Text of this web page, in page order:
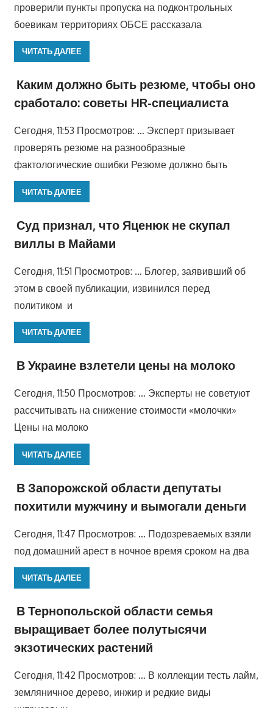
проверили пункты пропуска на подконтрольных
боевикам территориях ОБСЕ рассказала
ЧИТАТЬ ДАЛЕЕ
Каким должно быть резюме, чтобы оно
сработало: советы HR-специалиста
Сегодня, 11:53 Просмотров: … Эксперт призывает
проверять резюме на разнообразные
фактологические ошибки Резюме должно быть
ЧИТАТЬ ДАЛЕЕ
Суд признал, что Яценюк не скупал
виллы в Майами
Сегодня, 11:51 Просмотров: … Блогер, заявивший об
этом в своей публикации, извинился перед
политиком и
ЧИТАТЬ ДАЛЕЕ
В Украине взлетели цены на молоко
Сегодня, 11:50 Просмотров: … Эксперты не советуют
рассчитывать на снижение стоимости «молочки»
Цены на молоко
ЧИТАТЬ ДАЛЕЕ
В Запорожской области депутаты
похитили мужчину и вымогали деньги
Сегодня, 11:47 Просмотров: … Подозреваемых взяли
под домашний арест в ночное время сроком на два
ЧИТАТЬ ДАЛЕЕ
В Тернопольской области семья
выращивает более полутысячи
экзотических растений
Сегодня, 11:42 Просмотров: … В коллекции тесть лайм,
земляничное дерево, инжир и редкие виды